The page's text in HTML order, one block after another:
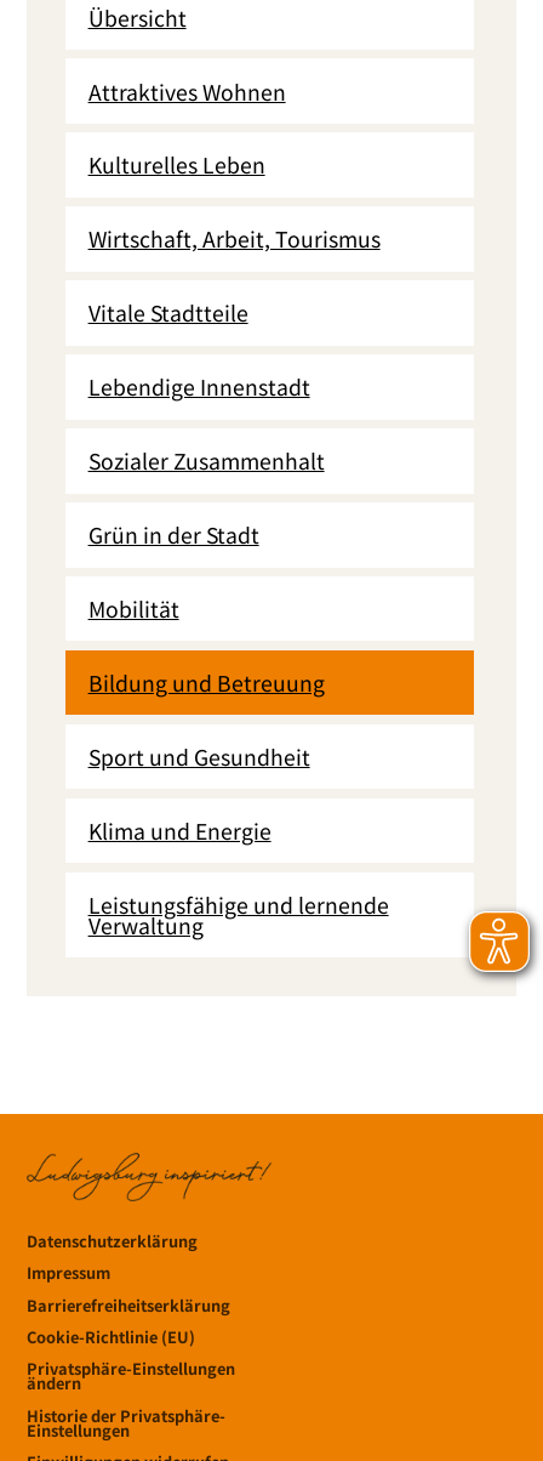
Übersicht
Attraktives Wohnen
Kulturelles Leben
Wirtschaft, Arbeit, Tourismus
Vitale Stadtteile
Lebendige Innenstadt
Sozialer Zusammenhalt
Grün in der Stadt
Mobilität
Bildung und Betreuung
Sport und Gesundheit
Klima und Energie
Leistungsfähige und ler­nen­de
Verwaltung
Datenschutzerklärung
Impressum
Barrierefreiheitserklärung
Cookie-Richtlinie (EU)
Privatsphäre-Einstellungen
ändern
Historie der Privatsphäre-
Einstellungen